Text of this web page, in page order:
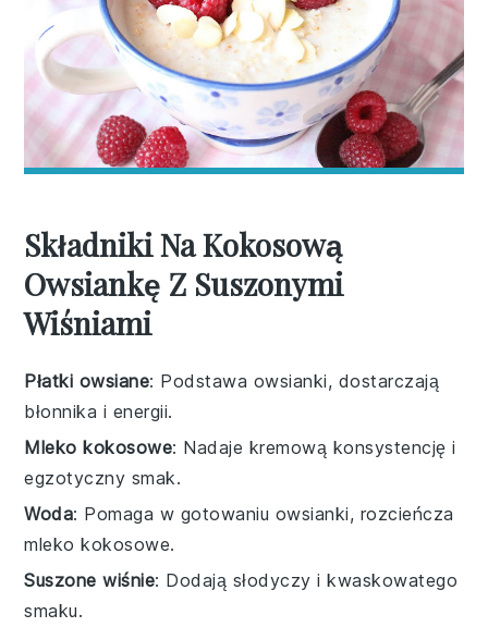
Składniki Na Kokosową
Owsiankę Z Suszonymi
Wiśniami
Płatki owsiane: Podstawa owsianki, dostarczają
błonnika i energii.
Mleko kokosowe: Nadaje kremową konsystencję i
egzotyczny smak.
Woda: Pomaga w gotowaniu owsianki, rozcieńcza
mleko kokosowe.
Suszone wiśnie: Dodają słodyczy i kwaskowatego
smaku.